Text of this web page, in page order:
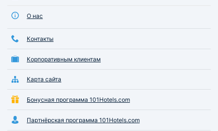
О нас
Контакты
Корпоративным клиентам
Карта сайта
Бонусная программа 101Hotels.com
Партнёрская программа 101Hotels.com